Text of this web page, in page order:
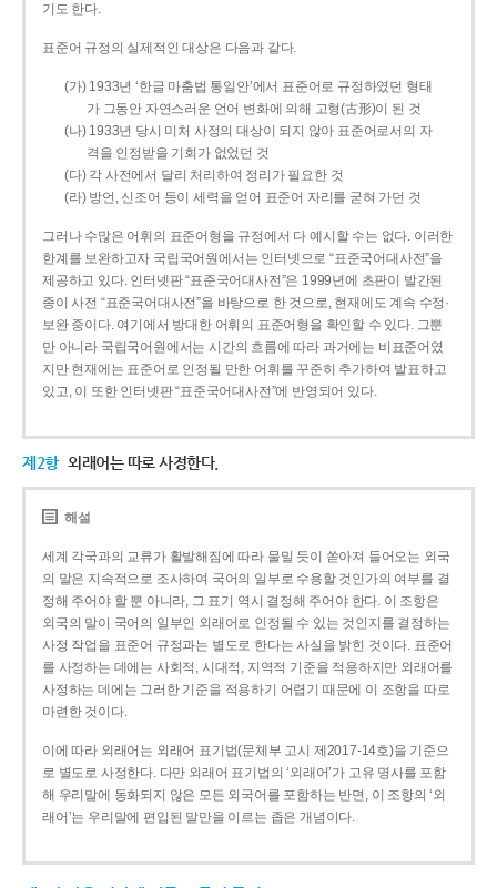
기도 한다.
표준어 규정의 실제적인 대상은 다음과 같다.
(가) 1933년 ‘한글 마춤법 통일안’에서 표준어로 규정하였던 형태
가 그동안 자연스러운 언어 변화에 의해 고형(古形)이 된 것
(나) 1933년 당시 미처 사정의 대상이 되지 않아 표준어로서의 자
격을 인정받을 기회가 없었던 것
(다) 각 사전에서 달리 처리하여 정리가 필요한 것
(라) 방언, 신조어 등이 세력을 얻어 표준어 자리를 굳혀 가던 것
그러나 수많은 어휘의 표준어형을 규정에서 다 예시할 수는 없다. 이러한
한계를 보완하고자 국립국어원에서는 인터넷으로 “표준국어대사전”을
제공하고 있다. 인터넷판 “표준국어대사전”은 1999년에 초판이 발간된
종이 사전 “표준국어대사전”을 바탕으로 한 것으로, 현재에도 계속 수정·
보완 중이다. 여기에서 방대한 어휘의 표준어형을 확인할 수 있다. 그뿐
만 아니라 국립국어원에서는 시간의 흐름에 따라 과거에는 비표준어였
지만 현재에는 표준어로 인정될 만한 어휘를 꾸준히 추가하여 발표하고
있고, 이 또한 인터넷판 “표준국어대사전”에 반영되어 있다.
제2항 외래어는 따로 사정한다.
해설
세계 각국과의 교류가 활발해짐에 따라 물밀 듯이 쏟아져 들어오는 외국
의 말은 지속적으로 조사하여 국어의 일부로 수용할 것인가의 여부를 결
정해 주어야 할 뿐 아니라, 그 표기 역시 결정해 주어야 한다. 이 조항은
외국의 말이 국어의 일부인 외래어로 인정될 수 있는 것인지를 결정하는
사정 작업을 표준어 규정과는 별도로 한다는 사실을 밝힌 것이다. 표준어
를 사정하는 데에는 사회적, 시대적, 지역적 기준을 적용하지만 외래어를
사정하는 데에는 그러한 기준을 적용하기 어렵기 때문에 이 조항을 따로
마련한 것이다.
이에 따라 외래어는 외래어 표기법(문체부 고시 제2017-14호)을 기준으
로 별도로 사정한다. 다만 외래어 표기법의 ‘외래어’가 고유 명사를 포함
해 우리말에 동화되지 않은 모든 외국어를 포함하는 반면, 이 조항의 ‘외
래어’는 우리말에 편입된 말만을 이르는 좁은 개념이다.